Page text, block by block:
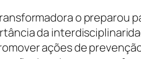
o preparou
da
ações de